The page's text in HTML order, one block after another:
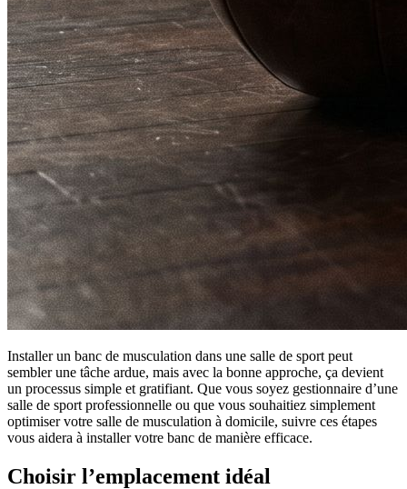
Installer un banc de musculation dans une salle de sport peut
sembler une tâche ardue, mais avec la bonne approche, ça devient
un processus simple et gratifiant. Que vous soyez gestionnaire d’une
salle de sport professionnelle ou que vous souhaitiez simplement
optimiser votre salle de musculation à domicile, suivre ces étapes
vous aidera à installer votre banc de manière efficace.
Choisir l’emplacement idéal